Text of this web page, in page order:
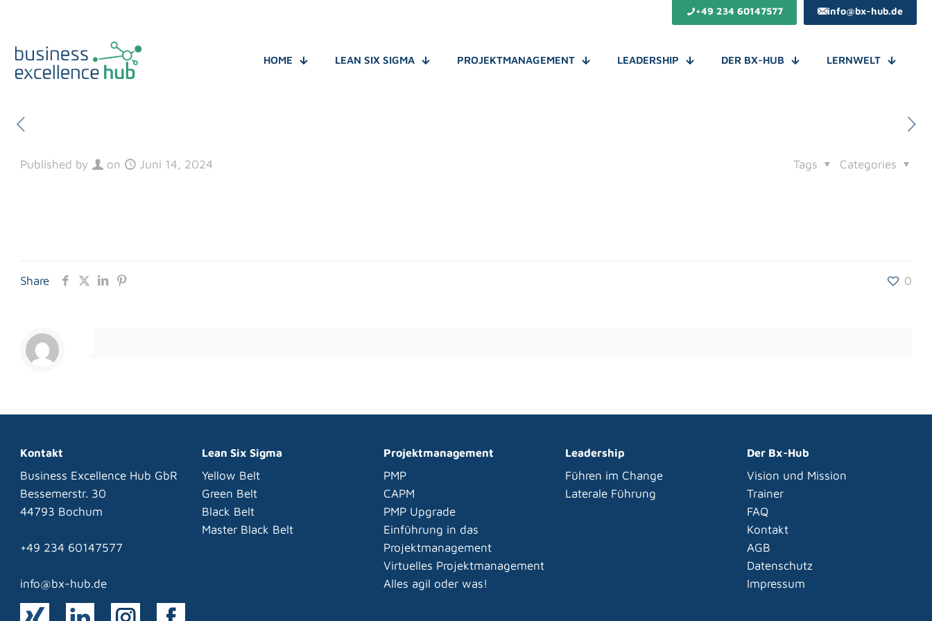
+49 234 60147577 info@bx-hub.de
HOME LEAN SIX SIGMA PROJEKTMANAGEMENT LEADERSHIP DER BX-HUB LERNWELT
Published by on Juni 14, 2024 Categories
Tags
Share 0
Kontakt
Business Excellence Hub GbR
Bessemerstr. 30
44793 Bochum
+49 234 60147577
info@bx-hub.de
Lean Six Sigma
Yellow Belt
Green Belt
Black Belt
Master Black Belt
Projektmanagement
PMP
CAPM
PMP Upgrade
Einführung in das
Projektmanagement
Virtuelles Projektmanagement
Alles agil oder was!
Leadership
Führen im Change
Laterale Führung
Der Bx-Hub
Vision und Mission
Trainer
FAQ
Kontakt
AGB
Datenschutz
Impressum